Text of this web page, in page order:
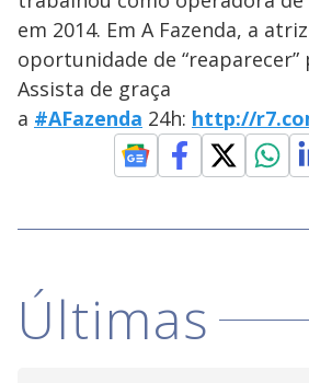
em 2014. Em A Fazenda, a
oportunidade de
Assista de graça
a ‪#‎AFazenda‬ 24h: http://
Últimas